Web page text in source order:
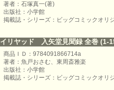
著者：石塚真一(著)
出版社：小学館
掲載誌・シリーズ：ビッグコミックオリ
イリヤッド 入矢堂見聞録 全巻 (1-
商品ＩＤ：9784091866714a
著者：魚戸おさむ、東周斎雅楽
出版社：小学館
掲載誌・シリーズ：ビッグコミックオリ